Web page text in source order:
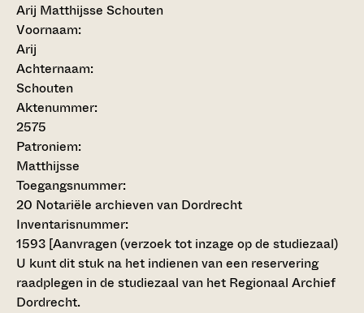
Arij Matthijsse Schouten
Voornaam:
Arij
Achternaam:
Schouten
Aktenummer:
2575
Patroniem:
Matthijsse
Toegangsnummer:
20 Notariële archieven van Dordrecht
Inventarisnummer:
1593 [Aanvragen (verzoek tot inzage op de studiezaal)
U kunt dit stuk na het indienen van een reservering
raadplegen in de studiezaal van het Regionaal Archief
Dordrecht.